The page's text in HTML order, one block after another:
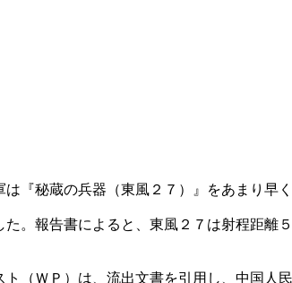
『秘蔵の兵器（東風２７）』をあまり早
。報告書によると、東風２７は射程距離
（ＷＰ）は、流出文書を引用し、中国人